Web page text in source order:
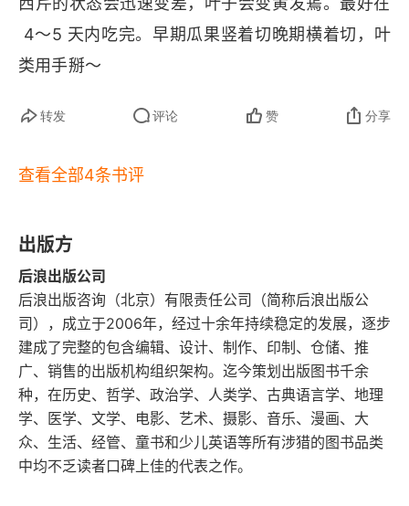
蔬果店老板第30年的日有所思 “应季”与“挑选”
蚕豆
内田式烹饪法9 巧用葛粉
春夏豆豆日历
应季果酱，用双手打造奢侈的幸福
香味蔬菜知多少
我常用的调料
夏天的应季蔬菜
青椒
4～5 天内吃完。早期瓜果竖着切晚期横着切，叶
类用手掰～
转发 评论 赞 分享
查看全部4条书评
出版方
后浪出版公司
后浪出版咨询（北京）有限责任公司（简称后浪出版公
司），成立于2006年，经过十余年持续稳定的发展，逐步
建成了完整的包含编辑、设计、制作、印制、仓储、推
广、销售的出版机构组织架构。迄今策划出版图书千余
种，在历史、哲学、政治学、人类学、古典语言学、地理
学、医学、文学、电影、艺术、摄影、音乐、漫画、大
众、生活、经管、童书和少儿英语等所有涉猎的图书品类
中均不乏读者口碑上佳的代表之作。